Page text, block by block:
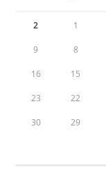
1
2
8
9
15
16
22
23
29
30